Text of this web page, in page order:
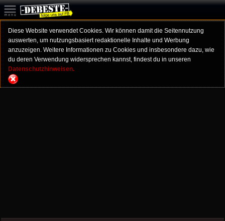
Diese Website verwendet Cookies. Wir können damit die Seitennutzung
auswerten, um nutzungsbasiert redaktionelle Inhalte und Werbung
anzuzeigen. Weitere Informationen zu Cookies und insbesondere dazu, wie
du deren Verwendung widersprechen kannst, findest du in unseren
Datenschutzhinweisen.